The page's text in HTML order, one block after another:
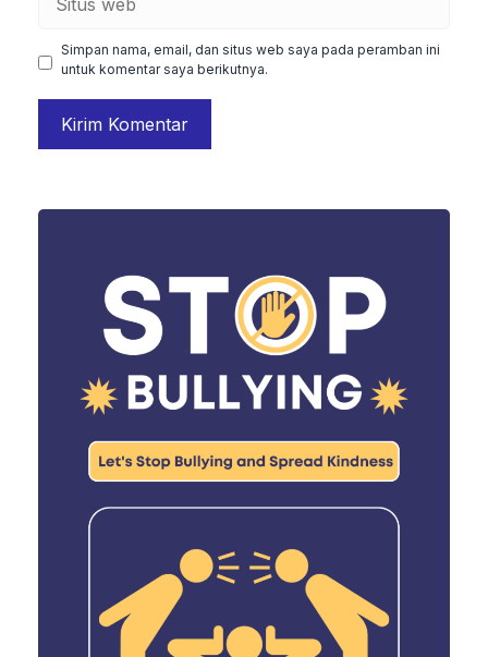
Simpan nama, email, dan situs web saya pada peramban ini
untuk komentar saya berikutnya.